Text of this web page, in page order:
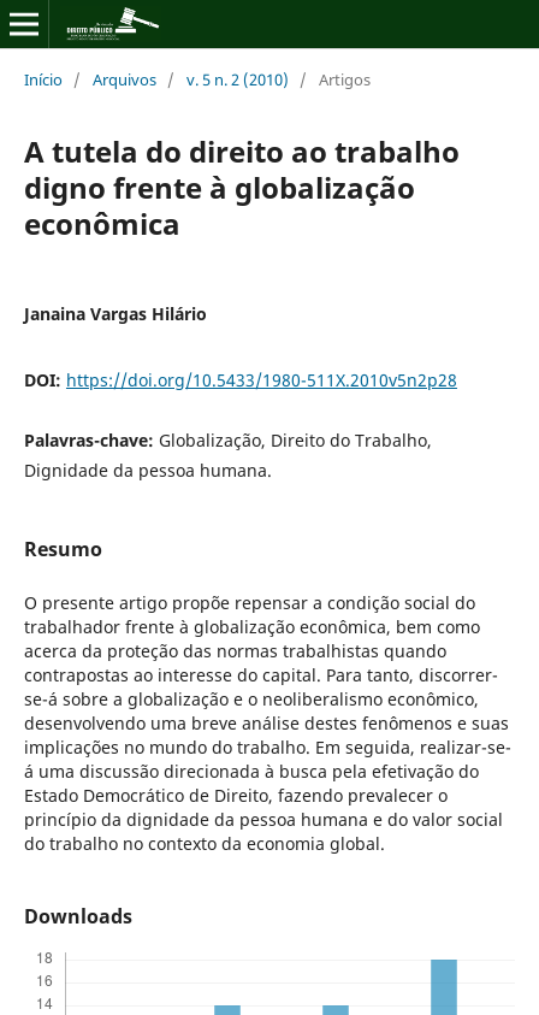
Início / Arquivos / v. 5 n. 2 (2010) / Artigos
A tutela do direito ao trabalho
digno frente à globalização
econômica
Janaina Vargas Hilário
DOI: https://doi.org/10.5433/1980-511X.2010v5n2p28
Palavras-chave: Globalização, Direito do Trabalho,
Dignidade da pessoa humana.
Resumo
O presente artigo propõe repensar a condição social do
trabalhador frente à globalização econômica, bem como
acerca da proteção das normas trabalhistas quando
contrapostas ao interesse do capital. Para tanto, discorrer-
se-á sobre a globalização e o neoliberalismo econômico,
desenvolvendo uma breve análise destes fenômenos e suas
implicações no mundo do trabalho. Em seguida, realizar-se-
á uma discussão direcionada à busca pela efetivação do
Estado Democrático de Direito, fazendo prevalecer o
princípio da dignidade da pessoa humana e do valor social
do trabalho no contexto da economia global.
Downloads